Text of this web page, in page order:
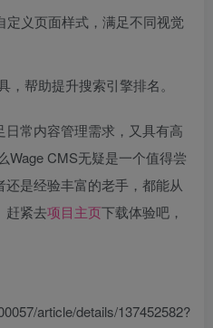
定义页面样式，满足不同视觉
，帮助提升搜索引擎排名。
常内容管理需求，又具有高
Wage CMS无疑是一个值得尝
是经验丰富的老手，都能从
赶紧去项目主页下载体验吧，
article/details/137452582?